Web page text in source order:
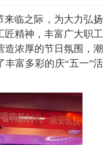
临之际，为大力弘扬
匠精神，丰富广大职工
造浓厚的节日氛围，潮
丰富多彩的庆“五一”活